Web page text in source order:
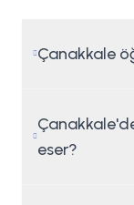
Çanakkale
eser?